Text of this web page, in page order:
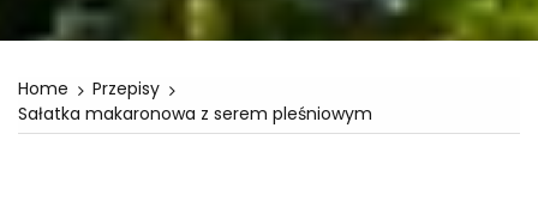
Home
Przepisy
Sałatka makaronowa z serem pleśniowym